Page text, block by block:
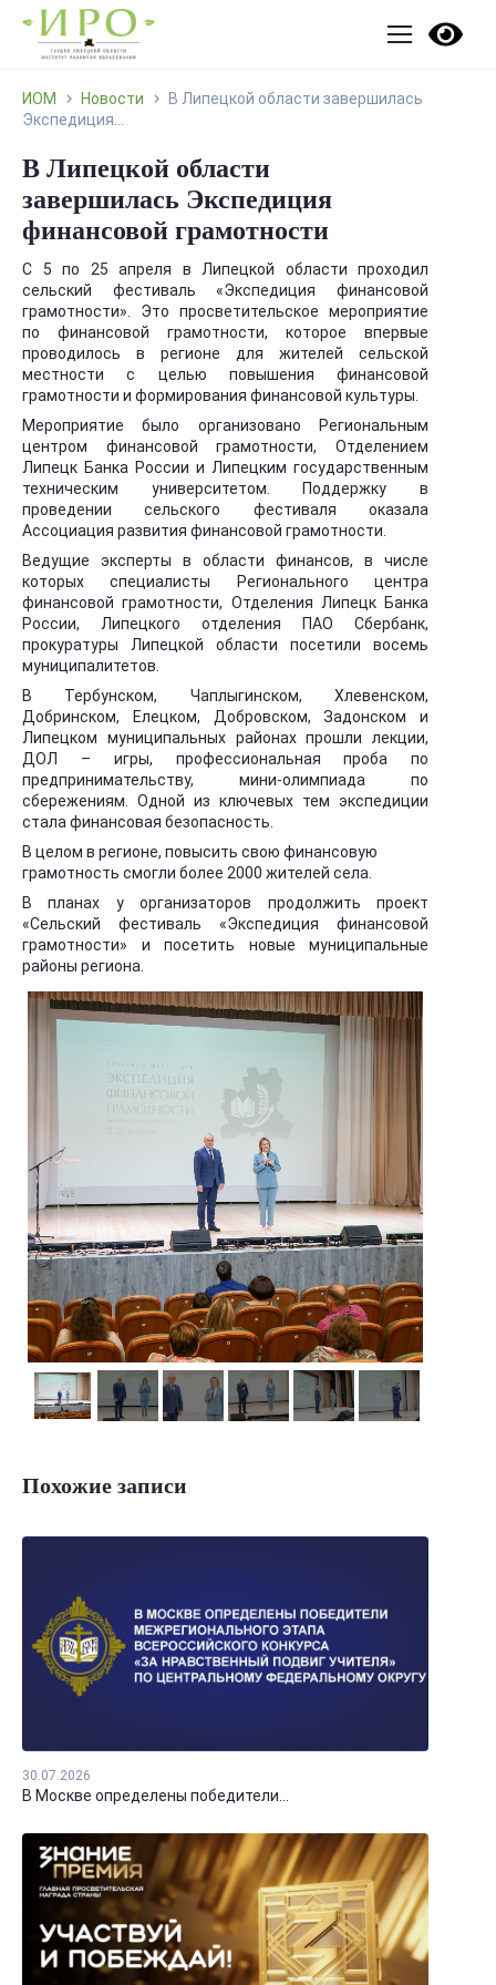
ИОМ Новости
В Липецкой области завершилась
Экспедиция...
В Липецкой области
завершилась Экспедиция
финансовой грамотности
С 5 по 25 апреля в Липецкой области проходил
сельский фестиваль «Экспедиция финансовой
грамотности». Это просветительское мероприятие
по финансовой грамотности, которое впервые
проводилось в регионе для жителей сельской
местности с целью повышения финансовой
грамотности и формирования финансовой культуры.
Мероприятие было организовано Региональным
центром финансовой грамотности, Отделением
Липецк Банка России и Липецким государственным
техническим университетом. Поддержку в
проведении сельского фестиваля оказала
Ассоциация развития финансовой грамотности.
Ведущие эксперты в области финансов, в числе
которых специалисты Регионального центра
финансовой грамотности, Отделения Липецк Банка
России, Липецкого отделения ПАО Сбербанк,
прокуратуры Липецкой области посетили восемь
муниципалитетов.
В Тербунском, Чаплыгинском, Хлевенском,
Добринском, Елецком, Добровском, Задонском и
Липецком муниципальных районах прошли лекции,
ДОЛ – игры, профессиональная проба по
предпринимательству, мини-олимпиада по
сбережениям. Одной из ключевых тем экспедиции
стала финансовая безопасность.
В целом в регионе, повысить свою финансовую
грамотность смогли более 2000 жителей села.
В планах у организаторов продолжить проект
«Сельский фестиваль «Экспедиция финансовой
грамотности» и посетить новые муниципальные
районы региона.
Похожие записи
30.07.2026
В Москве определены победители...